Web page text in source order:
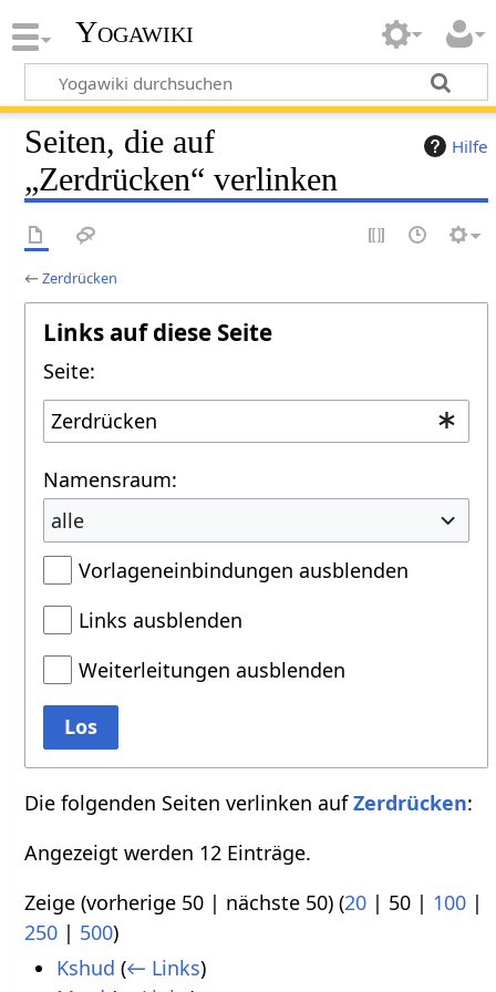
Yogawiki
Hilfe
Seiten, die auf
„Zerdrücken“ verlinken
←Zerdrücken
Links auf diese Seite
Seite:
Namensraum:
alle
Vorlageneinbindungen ausblenden
Links ausblenden
Weiterleitungen ausblenden
Los
Die folgenden Seiten verlinken aufZerdrücken:
Angezeigt werden 12 Einträge.
Zeige (vorherige 50 | nächste 50) (20 | 50 | 100 |
250 | 500)
Kshud (← Links)